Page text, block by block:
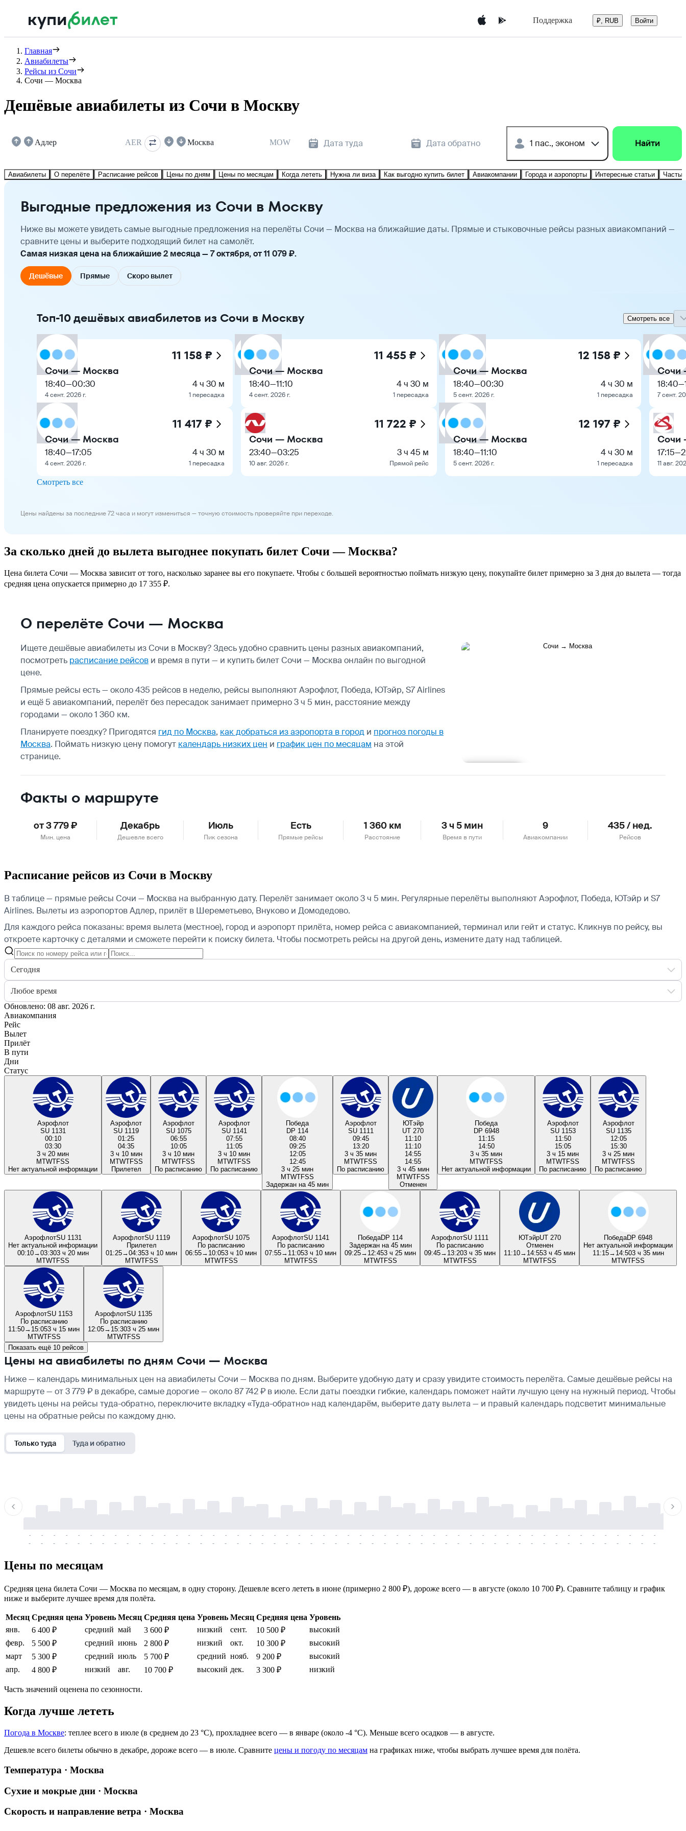
Поддержка ₽, RUB Войти
Главная
Авиабилеты
Рейсы из Сочи
Сочи — Москва
Дешёвые авиабилеты из Сочи в Москву
Адлер AER Москва MOW Дата туда Дата обратно 1 пас., эконом Найти
Авиабилеты О перелёте Расписание рейсов Цены по дням Цены по месяцам Когда лететь Нужна ли виза Как выгодно купить билет Авиакомпании Города и аэропорты Интересные статьи
Выгодные предложения из Сочи в Москву
Ниже вы можете увидеть самые выгодные предложения на перелёты Сочи — Москва на ближайшие даты. Прямые и стыковочные рейсы разных авиакомпаний —
сравните цены и выберите подходящий билет на самолёт.
Самая низкая цена на ближайшие 2 месяца — 7 октября, от 11 079 ₽.
Дешёвые Прямые Скоро вылет
Топ-10 дешёвых авиабилетов из Сочи в Москву Смотреть все
11 158 ₽
Сочи — Москва
18:40—00:30
4 сент. 2026 г.
4 ч 30 м
1 пересадка
11 417 ₽
Сочи — Москва
18:40—17:05
4 сент. 2026 г.
4 ч 30 м
1 пересадка
11 455 ₽
Сочи — Москва
18:40—11:10
4 сент. 2026 г.
4 ч 30 м
1 пересадка
11 722 ₽
Сочи — Москва
23:40—03:25
10 авг. 2026 г.
3 ч 45 м
Прямой рейс
12 158 ₽
Сочи — Москва
18:40—00:30
5 сент. 2026 г.
4 ч 30 м
1 пересадка
12 197 ₽
Сочи — Москва
18:40—11:10
5 сент. 2026 г.
4 ч 30 м
1 пересадка
Сочи
18:40—
7 сент.
Сочи
17:15—
11 авг.
Смотреть все
Цены найдены за последние 72 часа и могут измениться — точную стоимость проверяйте при переходе.
За сколько дней до вылета выгоднее покупать билет Сочи — Москва?
Цена билета Сочи — Москва зависит от того, насколько заранее вы его покупаете. Чтобы с большей вероятностью поймать низкую цену, покупайте билет примерно за 3 дня до вылета — тогда
средняя цена опускается примерно до 17 355 ₽.
О перелёте Сочи — Москва
Ищете дешёвые авиабилеты из Сочи в Москву? Здесь удобно сравнить цены разных авиакомпаний,
посмотреть расписание рейсов и время в пути — и купить билет Сочи — Москва онлайн по выгодной
цене.
Прямые рейсы есть — около 435 рейсов в неделю, рейсы выполняют Аэрофлот, Победа, ЮТэйр, S7 Airlines
и ещё 5 авиакомпаний, перелёт без пересадок занимает примерно 3 ч 5 мин, расстояние между
городами — около 1 360 км.
Планируете поездку? Пригодятся гид по Москва, как добраться из аэропорта в город и прогноз погоды в
Москва. Поймать низкую цену помогут календарь низких цен и график цен по месяцам на этой
странице.
Факты о маршруте
от 3 779 ₽
Мин. цена
Декабрь
Дешевле всего
Июль
Пик сезона
Есть
Прямые рейсы
1 360 км
Расстояние
3 ч 5 мин
Время в пути
9
Авиакомпании
435 / нед.
Рейсов
Расписание рейсов из Сочи в Москву
В таблице — прямые рейсы Сочи — Москва на выбранную дату. Перелёт занимает около 3 ч 5 мин. Регулярные перелёты выполняют Аэрофлот, Победа, ЮТэйр и S7
Airlines. Вылеты из аэропортов Адлер, прилёт в Шереметьево, Внуково и Домодедово.
Для каждого рейса показаны: время вылета (местное), город и аэропорт прилёта, номер рейса с авиакомпанией, терминал или гейт и статус. Кликнув по рейсу, вы
откроете карточку с деталями и сможете перейти к поиску билета. Чтобы посмотреть рейсы на другой день, измените дату над таблицей.
Сегодня
Любое время
Обновлено: 08 авг. 2026 г.
Авиакомпания
Рейс
Вылет
Прилёт
В пути
Дни
Статус
Аэрофлот
SU 1131
00:10
03:30
3 ч 20 мин
MTWTFSS
Нет актуальной информации
Аэрофлот
SU 1119
01:25
04:35
3 ч 10 мин
MTWTFSS
Прилетел
Аэрофлот
SU 1075
06:55
10:05
3 ч 10 мин
MTWTFSS
По расписанию
Аэрофлот
SU 1141
07:55
11:05
3 ч 10 мин
MTWTFSS
По расписанию
Победа
DP 114
08:40
09:25
12:05
12:45
3 ч 25 мин
MTWTFSS
Задержан на 45 мин
Аэрофлот
SU 1111
09:45
13:20
3 ч 35 мин
MTWTFSS
По расписанию
ЮТэйр
UT 270
11:10
11:10
14:55
14:55
3 ч 45 мин
MTWTFSS
Отменен
Победа
DP 6948
11:15
14:50
3 ч 35 мин
MTWTFSS
Нет актуальной информации
Аэрофлот
SU 1153
11:50
15:05
3 ч 15 мин
MTWTFSS
По расписанию
Аэрофлот
SU 1135
12:05
15:30
3 ч 25 мин
MTWTFSS
По расписанию
АэрофлотSU 1131
Нет актуальной информации
00:10→03:303 ч 20 мин
MTWTFSS
АэрофлотSU 1119
Прилетел
01:25→04:353 ч 10 мин
MTWTFSS
АэрофлотSU 1075
По расписанию
06:55→ 10:053 ч 10 мин
MTWTFSS
АэрофлотSU 1141
По расписанию
07:55→ 11:053 ч 10 мин
MTWTFSS
ПобедаDP 114
Задержан на 45 мин
09:25→ 12:453 ч 25 мин
MTWTFSS
АэрофлотSU 1111
По расписанию
09:45→ 13:203 ч 35 мин
MTWTFSS
ЮТэйрUT 270
Отменен
11:10→ 14:553 ч 45 мин
MTWTFSS
ПобедаDP 6948
Нет актуальной информации
11:15→ 14:503 ч 35 мин
MTWTFSS
АэрофлотSU 1153
По расписанию
11:50→ 15:053 ч 15 мин
MTWTFSS
АэрофлотSU 1135
По расписанию
12:05→ 15:303 ч 25 мин
MTWTFSS
Показать ещё 10 рейсов
Цены на авиабилеты по дням Сочи — Москва
Ниже — календарь минимальных цен на авиабилеты Сочи — Москва по дням. Выберите удобную дату и сразу увидите стоимость перелёта. Самые дешёвые рейсы на
маршруте — от 3 779 ₽ в декабре, самые дорогие — около 87 742 ₽ в июле. Если даты поездки гибкие, календарь поможет найти лучшую цену на нужный период. Чтобы
увидеть цены на рейсы туда-обратно, переключите вкладку «Туда-обратно» над календарём, выберите дату вылета — и правый календарь подсветит минимальные
цены на обратные рейсы по каждому дню.
Только туда Туда и обратно
-
-
-
-
-
-
-
-
-
-
-
-
-
-
-
-
-
-
-
-
-
-
-
-
-
-
-
-
-
-
-
-
-
-
-
-
-
-
-
-
-
-
-
-
-
-
-
-
-
-
-
-
-
-
-
-
-
-
-
-
-
-
-
-
-
-
-
-
-
-
-
-
-
-
-
-
-
-
-
-
-
-
-
-
-
-
-
-
-
-
-
-
-
-
-
-
-
-
-
-
-
-
-
-
Цены по месяцам
Средняя цена билета Сочи — Москва по месяцам, в одну сторону. Дешевле всего лететь в июне (примерно 2 800 ₽), дороже всего — в августе (около 10 700 ₽). Сравните таблицу и график
ниже и выберите лучшее время для полёта.
Месяц Средняя цена Уровень Месяц Средняя цена Уровень Месяц Средняя цена Уровень
янв.
6 400 ₽ средний май 3 600 ₽ низкий сент. 10 500 ₽
высокий
февр.
5 500 ₽ средний июнь 2 800 ₽ низкий окт. 10 300 ₽
высокий
март
5 300 ₽ средний июль 5 700 ₽ средний нояб. 9 200 ₽
высокий
апр.
4 800 ₽ низкий авг. 10 700 ₽ высокий дек. 3 300 ₽ низкий
Часть значений оценена по сезонности.
Когда лучше лететь
Погода в Москве: теплее всего в июле (в среднем до 23 °C), прохладнее всего — в январе (около -4 °C). Меньше всего осадков — в августе.
Дешевле всего билеты обычно в декабре, дороже всего — в июле. Сравните цены и погоду по месяцам на графиках ниже, чтобы выбрать лучшее время для полёта.
Температура · Москва
Сухие и мокрые дни · Москва
Скорость и направление ветра · Москва